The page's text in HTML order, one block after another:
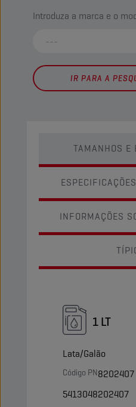
Introduza a marca e o
IR PARA A
TAMANHOS E
INFORMAÇÕES
1 LT
Lata/Galão
Código PN8202407
5413048202407